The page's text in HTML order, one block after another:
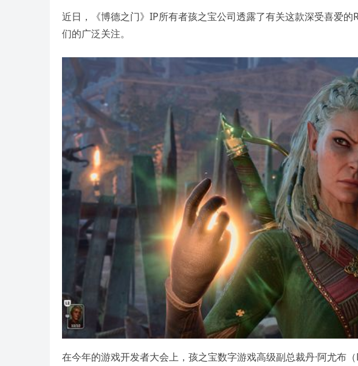
近日，《博德之门》IP所有者孩之宝公司透露了有关这款深受喜爱
们的广泛关注。
在今年的游戏开发者大会上，孩之宝数字游戏高级副总裁丹·阿尤布